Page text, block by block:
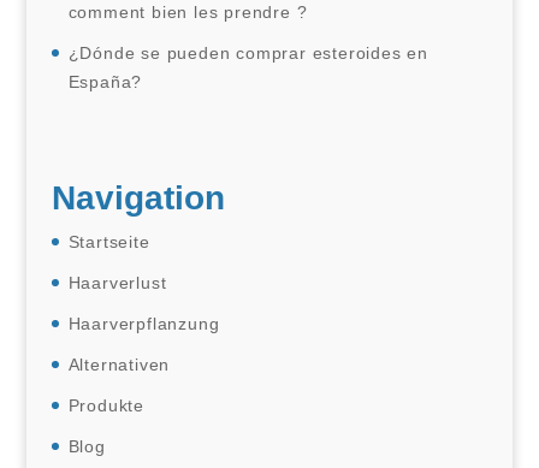
comment bien les prendre ?
¿Dónde se pueden comprar esteroides en
España?
Navigation
Startseite
Haarverlust
Haarverpflanzung
Alternativen
Produkte
Blog